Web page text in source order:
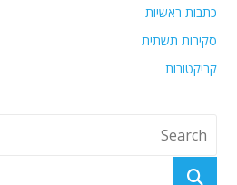
כתבות ראשיות
סקירות תשתית
קריקטורות